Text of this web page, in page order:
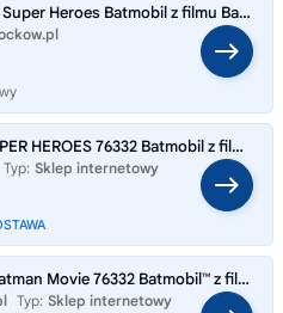
LEGO 76332 Super Heroes Batmobil z filmu Batman
LEGO(R) SUPER HEROES 76332 Batmobil z filmu Batman
Typ: Sklep internetowy
LEGO The Batman Movie 76332 Batmobil™ z filmu Batman™
Typ: Sklep internetowy